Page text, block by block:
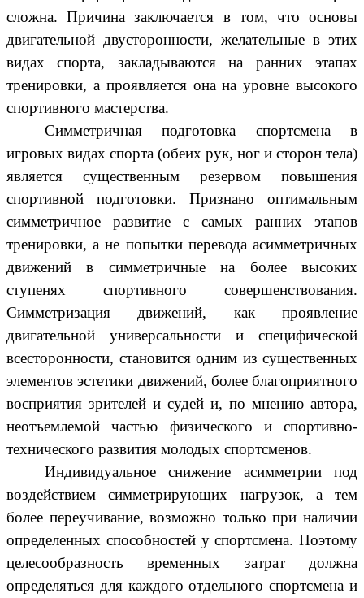
сложна. Причина заключается в том, что основы
двигательной двусторонности, желательные в этих
видах спорта, закладываются на ранних этапах
тренировки, а проявляется она на уровне высокого
спортивного мастерства.
Симметричная подготовка спортсмена в
игровых видах спорта (обеих рук, ног и сторон тела)
является существенным резервом повышения
спортивной подготовки. Признано оптимальным
симметричное развитие с самых ранних этапов
тренировки, а не попытки перевода асимметричных
движений в симметричные на более высоких
ступенях спортивного совершенствования.
Симметризация движений, как проявление
двигательной универсальности и специфической
всесторонности, становится одним из существенных
элементов эстетики движений, более благоприятного
восприятия зрителей и судей и, по мнению автора,
неотъемлемой частью физического и спортивно-
технического развития молодых спортсменов.
Индивидуальное снижение асимметрии под
воздействием симметрирующих нагрузок, а тем
более переучивание, возможно только при наличии
определенных способностей у спортсмена. Поэтому
целесообразность временных затрат должна
определяться для каждого отдельного спортсмена и